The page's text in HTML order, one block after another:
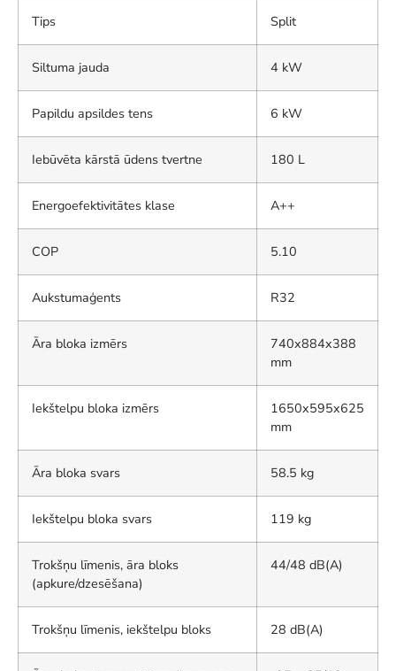
Tips Split
Siltuma jauda 4 kW
Papildu apsildes tens 6 kW
Iebūvēta kārstā ūdens tvertne 180 L
Energoefektivitātes klase A++
COP 5.10
Aukstumaģents R32
Āra bloka izmērs
740x884x388
mm
Iekštelpu bloka izmērs
1650x595x625
mm
Āra bloka svars 58.5 kg
Iekštelpu bloka svars 119 kg
Trokšņu līmenis, āra bloks
(apkure/dzesēšana)
44/48 dB(A)
Trokšņu līmenis, iekštelpu bloks 28 dB(A)